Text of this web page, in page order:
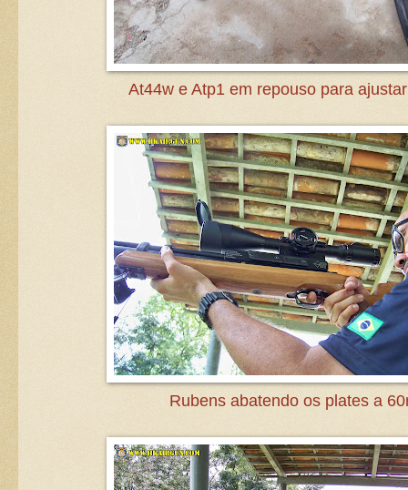
At44w e Atp1 em repouso para
Rubens abatendo os plates a